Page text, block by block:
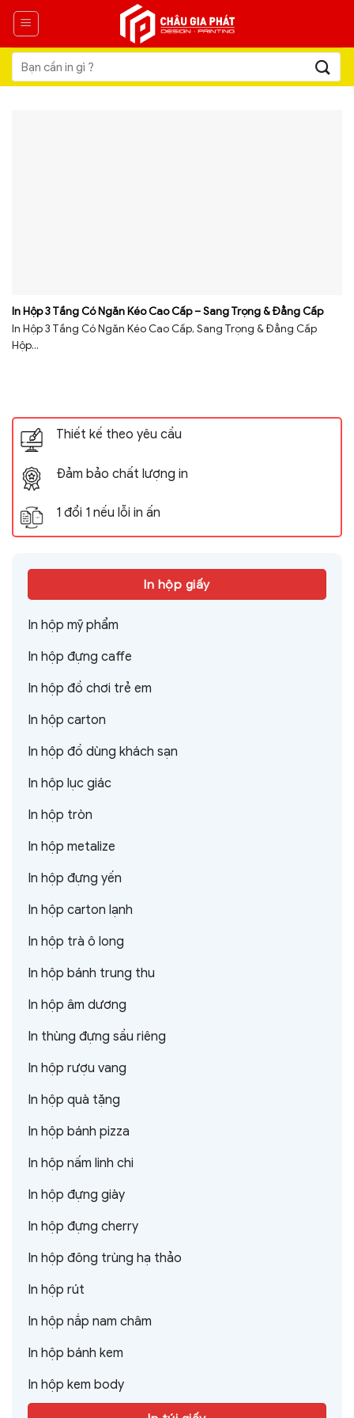
Skip
content
Tìm
kiếm:
In Hộp 3 Tầng Có Ngăn Kéo Cao Cấp – Sang Trọng & Đẳng Cấp
In Hộp 3 Tầng Có Ngăn Kéo Cao Cấp, Sang Trọng & Đẳng Cấp
Hộp...
Thiết kế theo yêu cầu
Đảm bảo chất lượng in
1 đổi 1 nếu lỗi in ấn
In hộp giấy
In hộp mỹ phẩm
In hộp đựng caffe
In hộp đồ chơi trẻ em
In hộp carton
In hộp đồ dùng khách sạn
In hộp lục giác
In hộp tròn
In hộp metalize
In hộp đựng yến
In hộp carton lạnh
In hộp trà ô long
In hộp bánh trung thu
In hộp âm dương
In thùng đựng sầu riêng
In hộp rượu vang
In hộp quà tặng
In hộp bánh pizza
In hộp nấm linh chi
In hộp đựng giày
In hộp đựng cherry
In hộp đông trùng hạ thảo
In hộp rút
In hộp nắp nam châm
In hộp bánh kem
In hộp kem body